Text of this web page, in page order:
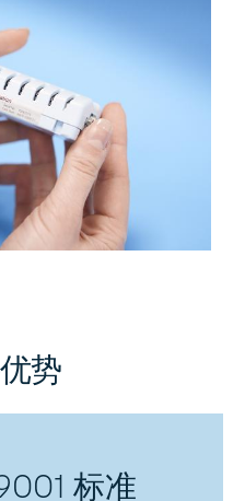
势
标准